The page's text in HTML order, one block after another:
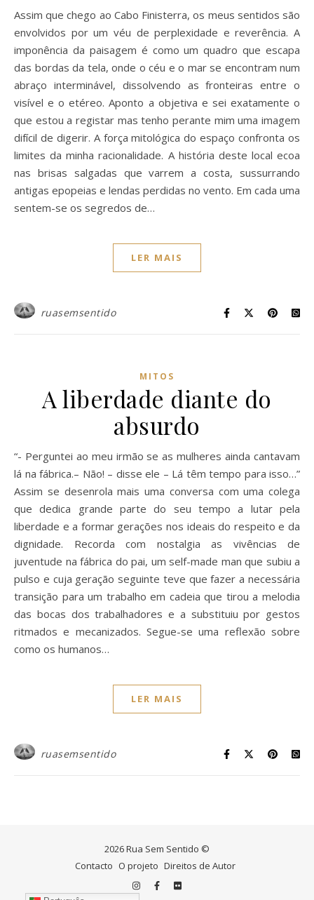
Assim que chego ao Cabo Finisterra, os meus sentidos são
envolvidos por um véu de perplexidade e reverência. A
imponência da paisagem é como um quadro que escapa
das bordas da tela, onde o céu e o mar se encontram num
abraço interminável, dissolvendo as fronteiras entre o
visível e o etéreo. Aponto a objetiva e sei exatamente o
que estou a registar mas tenho perante mim uma imagem
difícil de digerir. A força mitológica do espaço confronta os
limites da minha racionalidade. A história deste local ecoa
nas brisas salgadas que varrem a costa, sussurrando
antigas epopeias e lendas perdidas no vento. Em cada uma
sentem-se os segredos de…
LER MAIS
ruasemsentido
MITOS
A liberdade diante do
absurdo
“- Perguntei ao meu irmão se as mulheres ainda cantavam
lá na fábrica.– Não! – disse ele – Lá têm tempo para isso…”
Assim se desenrola mais uma conversa com uma colega
que dedica grande parte do seu tempo a lutar pela
liberdade e a formar gerações nos ideais do respeito e da
dignidade. Recorda com nostalgia as vivências de
juventude na fábrica do pai, um self-made man que subiu a
pulso e cuja geração seguinte teve que fazer a necessária
transição para um trabalho em cadeia que tirou a melodia
das bocas dos trabalhadores e a substituiu por gestos
ritmados e mecanizados. Segue-se uma reflexão sobre
como os humanos…
LER MAIS
ruasemsentido
2026 Rua Sem Sentido ©
Contacto O projeto Direitos de Autor